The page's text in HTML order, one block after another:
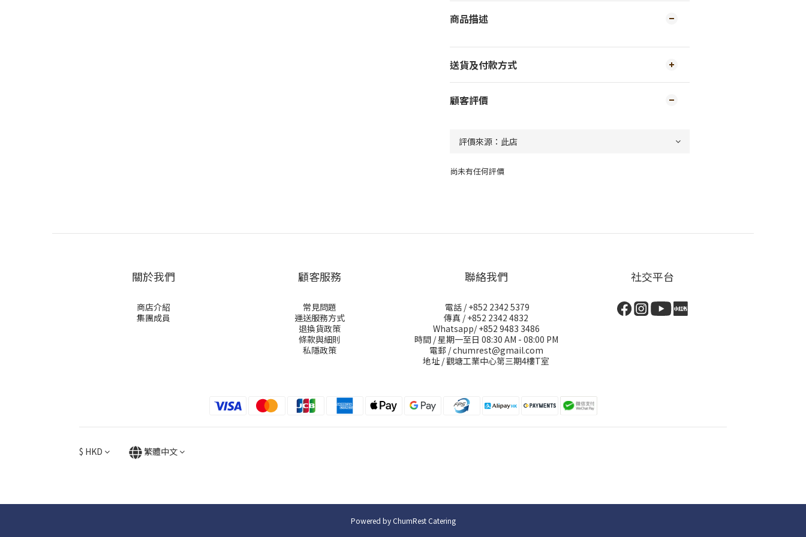
商品描述
送貨及付款方式
顧客評價
尚未有任何評價
關於我們
商店介紹
集團成員
顧客服務
常見問題
運送服務方式
退換貨政策
條款與細則
私隱政策
聯絡我們
電話 / +852 2342 5379
傳真 / +852 2342 4832
Whatsapp/ +852 9483 3486
時間 / 星期一至日 08:30 AM - 08:00 PM
電郵 / chumrest@gmail.com
地址 / 觀塘工業中心第三期4樓T室
社交平台
$ HKD 繁體中文
Powered by ChumRest Catering